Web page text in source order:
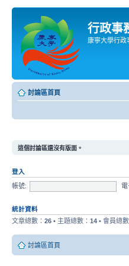
行政事
康寧大學行政
討論區首頁
這個討論區還沒有版面。
登入
帳號:
電
統計資料
文章總數： 26 • 主題總數： 14 • 會員總數
討論區首頁